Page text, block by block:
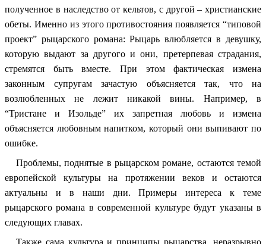
полученное в наследство от кельтов, с другой – христианские
обеты. Именно из этого противостояния появляется “типовой
проект” рыцарского романа: Рыцарь влюбляется в девушку,
которую выдают за другого и они, претерпевая страдания,
стремятся быть вместе. При этом фактическая измена
законным супругам зачастую объясняется так, что на
возлюбленных не лежит никакой вины. Например, в
“Тристане и Изольде” их запретная любовь и измена
объясняется любовным напитком, который они выпивают по
ошибке.
Проблемы, поднятые в рыцарском романе, остаются темой
европейской культуры на протяжении веков и остаются
актуальны и в наши дни. Примеры интереса к теме
рыцарского романа в современной культуре будут указаны в
следующих главах.
Также сама культура и принципы рыцарства, неразрывно